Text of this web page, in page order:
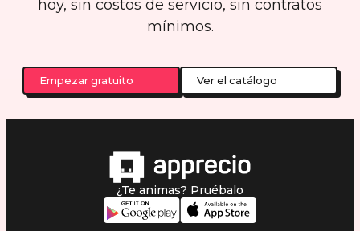
hoy, sin costos de servicio, sin contratos
mínimos.
Empezar gratuito Ver el catálogo
¿Te animas? Pruébalo